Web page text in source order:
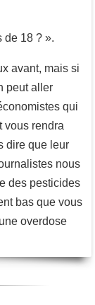
de 18 ? ».
avant, mais si
peut aller
qui
vous rendra
dire que leur
nous
des pesticides
bas que vous
overdose